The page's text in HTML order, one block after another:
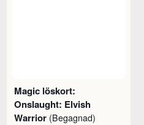
Magic löskort:
Onslaught: Elvish
Warrior (Begagnad)